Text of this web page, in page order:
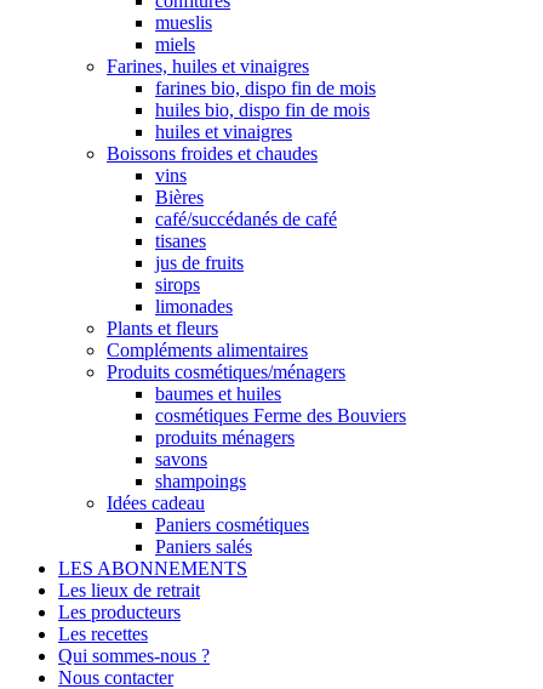
mueslis
miels
Farines, huiles et vinaigres
farines bio, dispo fin de mois
huiles bio, dispo fin de mois
huiles et vinaigres
Boissons froides et chaudes
vins
Bières
café/succédanés de café
tisanes
jus de fruits
sirops
limonades
Plants et fleurs
Compléments alimentaires
Produits cosmétiques/ménagers
baumes et huiles
cosmétiques Ferme des Bouviers
produits ménagers
savons
shampoings
Idées cadeau
Paniers cosmétiques
Paniers salés
LES ABONNEMENTS
Les lieux de retrait
Les producteurs
Les recettes
Qui sommes-nous ?
Nous contacter